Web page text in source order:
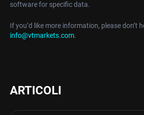
software for specific data.
If you’d like more information, please don’t
info@vtmarkets.com.
ARTICOLI